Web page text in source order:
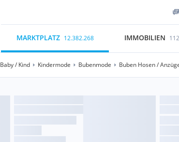
MARKTPLATZ 12.382.268 IMMOBILIEN
Baby / Kind Kindermode Bubenmode Buben Hosen /